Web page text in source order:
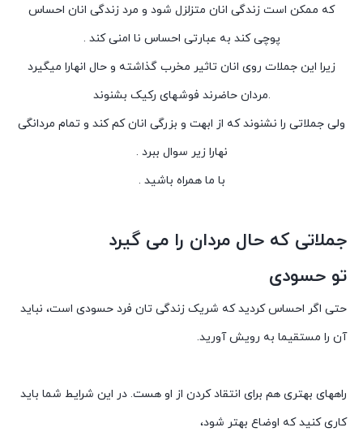
که ممکن است زندگی انان متزلزل شود و مرد زندگی انان احساس
پوچی کند به عبارتی احساس نا امنی کند .
زیرا این جملات روی انان تاثیر مخرب گذاشته و حال انهارا میگیرد
.مردان حاضرند فوشهای رکیک بشنوند
ولی جملاتی را نشنوند که از ابهت و بزرگی انان کم کند و تمام مردانگی
نهارا زیر سوال ببرد .
با ما همراه باشید .
جملاتی که حال مردان را می گیرد
تو حسودی
حتی اگر احساس کردید که شریک زندگی تان فرد حسودی است، نباید
آن را مستقیما به رویش آورید.
راههای بهتری هم برای انتقاد کردن از او هست. در این شرایط شما باید
کاری کنید که اوضاع بهتر شود،